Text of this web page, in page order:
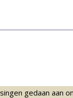
gedaan aan